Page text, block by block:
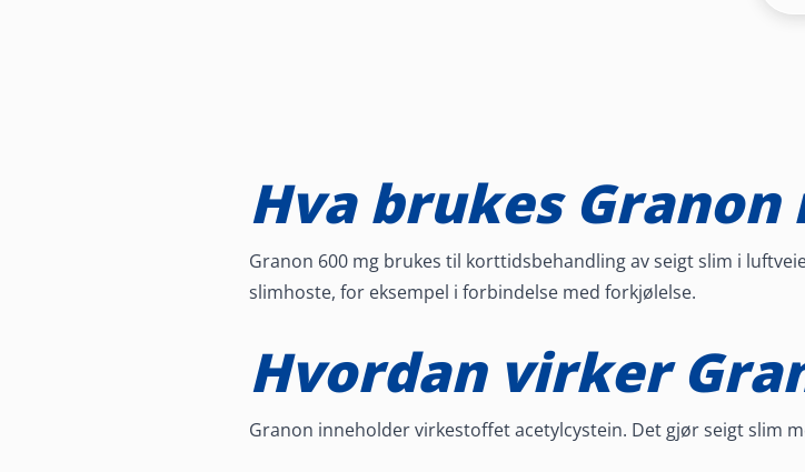
Hva brukes Granon
Granon 600 mg brukes til korttidsbehandling av seigt slim i
slimhoste, for eksempel i forbindelse med forkjølelse.
Hvordan virker
Granon inneholder virkestoffet acetylcystein. Det gjør seigt slim